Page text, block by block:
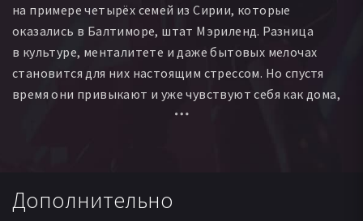
на примере четырёх семей из Сирии, которые
оказались в Балтиморе, штат Мэриленд. Разница
в культуре, менталитете и даже бытовых мелочах
становится для них настоящим стрессом. Но спустя
время они привыкают и уже чувствуют себя как дома,
ведь самое главное для них — чтобы их дети росли
Дополнительно